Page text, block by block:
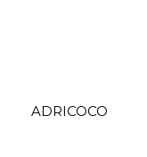
ADRICOCO